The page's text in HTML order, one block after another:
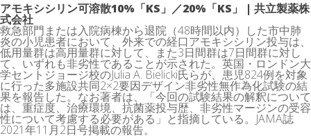
アモキシシリン可溶散10%「KS」／20%「KS」 | 共立製薬株
式会社
救急部門または入院病棟から退院（48時間以内）した市中肺
炎の小児患者において、外来での経口アモキシシリン投与は、
低用量群は高用量群に対して、また3日間群は7日間群に対し
て、いずれも非劣性であることが示された。英国・ロンドン大
学セントジョージ校のJulia A. Bielicki氏らが、患児824例を対象
に行った多施設共同2×2要因デザイン非劣性無作為化試験の結
果を報告した。なお著者は、「今回の試験結果の解釈について
は、重症度、治療環境、抗菌薬投与歴、非劣性マージンの受容
性について考慮する必要がある」と指摘している。JAMA誌
2021年11月2日号掲載の報告。